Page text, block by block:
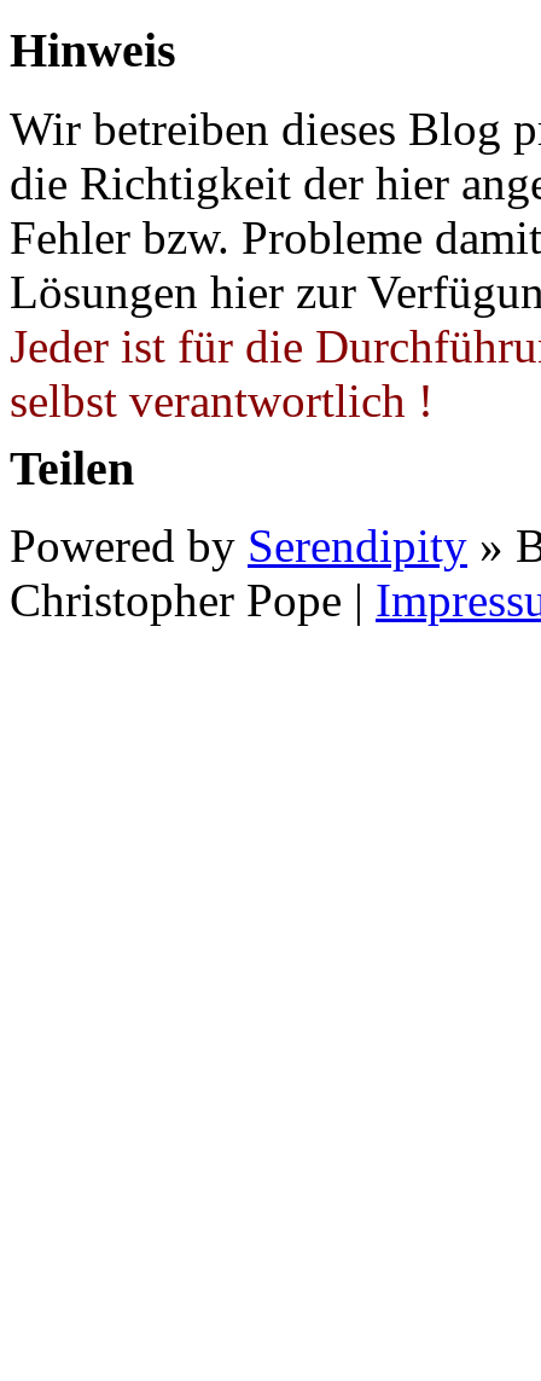
Hinweis
Wir betreiben dieses Blog
die Richtigkeit der hier
Fehler bzw. Probleme
Lösungen hier zur
Jeder ist für die
selbst verantwortlich !
Teilen
Powered by Serendipity »
Christopher Pope |